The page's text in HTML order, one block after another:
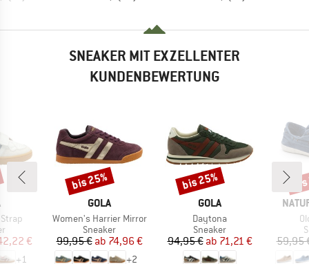
SNEAKER MIT EXZELLENTER
KUNDENBEWERTUNG
Preis
€
+1
MARKE
GOLA
Artikel
Women's Harrier Mirror
Produktgruppe
Sneaker
Preis
99,95 € reduzierter Preis
ab 74,96 €
+2
Rabatt
bis 25%
MARKE
GOLA
Artikel
Daytona
Produktgruppe
Sneaker
Preis
94,95 € reduzierter Preis
ab 71,21 €
Rabatt
bis 25%
59,95